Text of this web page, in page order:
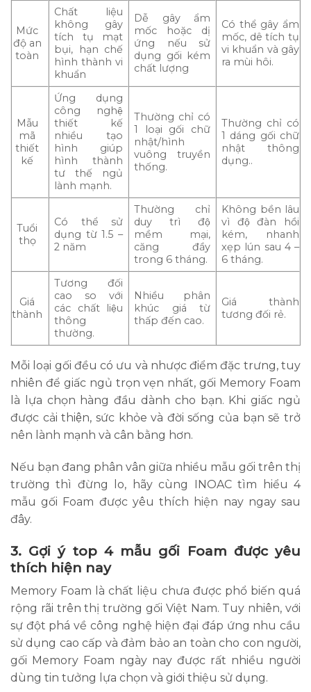
Mức
độ an
toàn
Chất liệu
không gây
tích tụ mạt
bụi, hạn chế
hình thành vi
khuẩn
Dễ gây ẩm
mốc hoặc dị
ứng nếu sử
dụng gối kém
chất lượng
Có thể gây ẩm
mốc, dê tích tụ
vi khuẩn và gây
ra mùi hôi.
Mẫu
mã
thiết
kế
Ứng dụng
công nghệ
thiết kế
nhiều tạo
hình giúp
hình thành
tư thế ngủ
lành mạnh.
Thường chỉ có
1 loại gối chữ
nhật/hình
vuông truyền
thống.
Thường chỉ có
1 dáng gối chữ
nhật thông
dụng..
Tuổi
thọ
Có thể sử
dụng từ 1.5 –
2 năm
Thường chỉ
duy trì độ
mềm mại,
căng đầy
trong 6 tháng.
Không bền lâu
vì độ đàn hồi
kém, nhanh
xẹp lún sau 4 –
6 tháng.
Giá
thành
Tương đối
cao so với
các chất liệu
thông
thường.
Nhiều phân
khúc giá từ
thấp đến cao.
Giá thành
tương đối rẻ.
Mỗi loại gối đều có ưu và nhược điểm đặc trưng, tuy
nhiên để giấc ngủ trọn vẹn nhất, gối Memory Foam
là lựa chọn hàng đầu dành cho bạn. Khi giấc ngủ
được cải thiện, sức khỏe và đời sống của bạn sẽ trở
nên lành mạnh và cân bằng hơn.
Nếu bạn đang phân vân giữa nhiều mẫu gối trên thị
trường thì đừng lo, hãy cùng INOAC tìm hiểu 4
mẫu gối Foam được yêu thích hiện nay ngay sau
đây.
3. Gợi ý top 4 mẫu gối Foam được yêu
thích hiện nay
Memory Foam là chất liệu chưa được phổ biến quá
rộng rãi trên thị trường gối Việt Nam. Tuy nhiên, với
sự đột phá về công nghệ hiện đại đáp ứng nhu cầu
sử dụng cao cấp và đảm bảo an toàn cho con người,
gối Memory Foam ngày nay được rất nhiều người
dùng tin tưởng lựa chọn và giới thiệu sử dụng.